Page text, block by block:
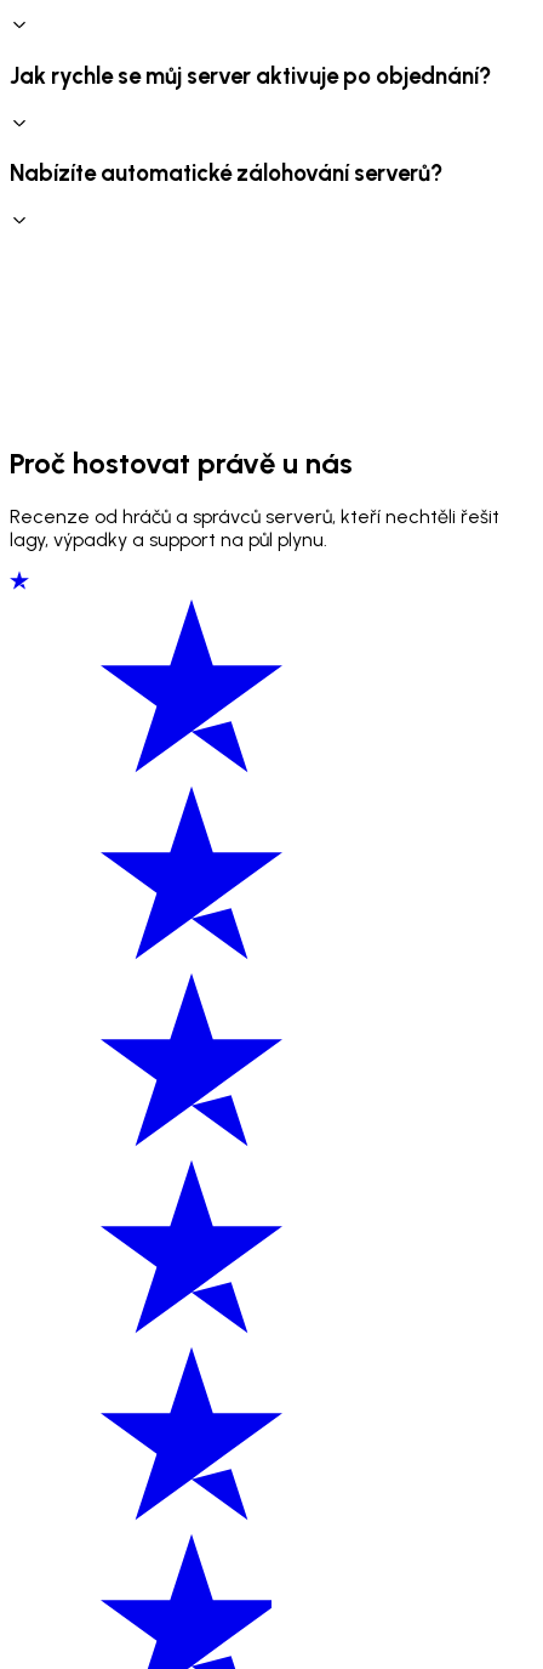
Jak rychle se můj server aktivuje po objednání?
Nabízíte automatické zálohování serverů?
Proč hostovat právě u nás
Recenze od hráčů a správců serverů, kteří nechtěli řešit
lagy, výpadky a support na půl plynu.